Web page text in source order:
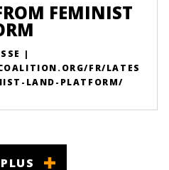
FEMINIST
|
FR/LATES
LAND-PLATFORM/